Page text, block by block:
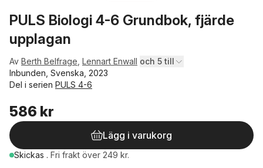
PULS Biologi 4-6 Grundbok, fjärde
upplagan
Av Berth Belfrage Lennart Enwall och 5 till
Inbunden, Svenska, 2023
Del i serien PULS 4-6
586 kr
Lägg i varukorg
Skickas . Fri frakt över 249 kr.